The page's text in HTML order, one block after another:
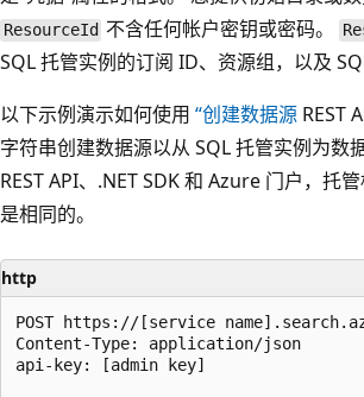
ResourceId 不含任何帐户密钥或密码。
SQL 托管实例的订阅 ID、资源组，以及
以下示例演示如何使用 “创建数据源 REST
字符串创建数据源以从 SQL 托管实例为数
REST API、.NET SDK 和 Azure 门户，托
是相同的。
http
POST https://[service
Content-Type: application/json
api-key: [admin key]